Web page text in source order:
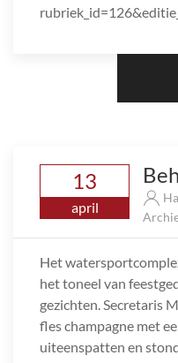
13
april
Het
het toneel van
gezichten. Secretaris
fles champagne met
uiteenspatten en